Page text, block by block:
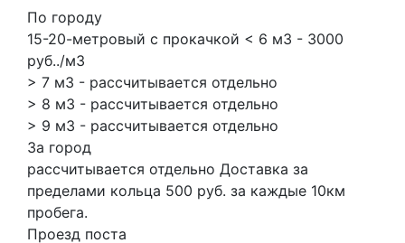
По городу
15-20-метровый с прокачкой < 6 м3 - 3000
руб../м3
> 7 м3 - рассчитывается отдельно
> 8 м3 - рассчитывается отдельно
> 9 м3 - рассчитывается отдельно
За город
рассчитывается отдельно Доставка за
пределами кольца 500 руб. за каждые 10км
пробега.
Проезд поста